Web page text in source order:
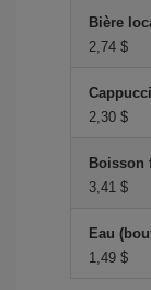
Bière
2,74 $
2,30 $
Boisson
3,41 $
Eau
1,49 $